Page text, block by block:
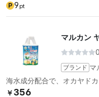
P 9 pt
マルカン
ブランド マ
海水成分配合で、オカヤド
￥356